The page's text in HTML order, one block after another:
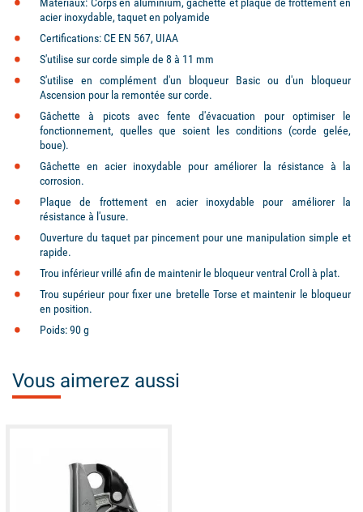
acier inoxydable, taquet en polyamide
Certifications: CE EN 567, UIAA
S'utilise sur corde simple de 8 à 11 mm
S'utilise en complément d'un bloqueur Basic ou d'un bloqueur
Ascension pour la remontée sur corde.
Gâchette à picots avec fente d'évacuation pour optimiser le
fonctionnement, quelles que soient les conditions (corde gelée,
boue).
Gâchette en acier inoxydable pour améliorer la résistance à la
corrosion.
Plaque de frottement en acier inoxydable pour améliorer la
résistance à l'usure.
Ouverture du taquet par pincement pour une manipulation simple et
rapide.
Trou inférieur vrillé afin de maintenir le bloqueur ventral Croll à plat.
Trou supérieur pour fixer une bretelle Torse et maintenir le bloqueur
en position.
Poids: 90 g
Vous aimerez aussi